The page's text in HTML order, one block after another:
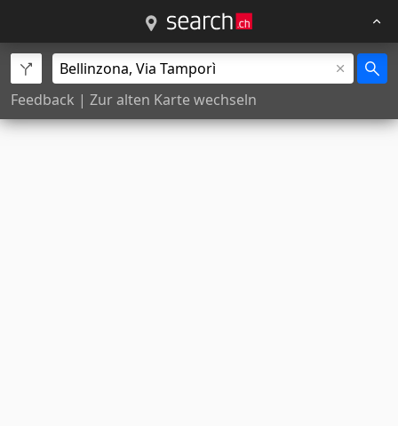
Feedback | Zur alten Karte wechseln